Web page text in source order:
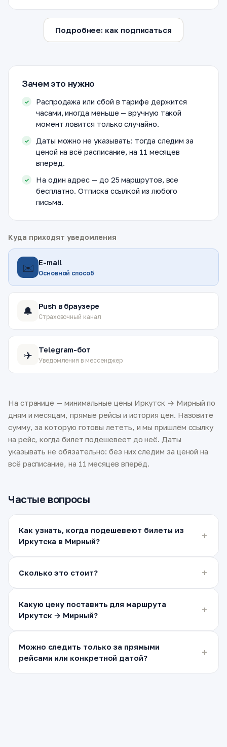
Подробнее: как подписаться
Зачем это нужно
Распродажа или сбой в тарифе держится
часами, иногда меньше — вручную такой
момент ловится только случайно.
Даты можно не указывать: тогда следим за
ценой на всё расписание, на 11 месяцев
вперёд.
На один адрес — до 25 маршрутов, все
бесплатно. Отписка ссылкой из любого
письма.
Куда приходят уведомления
✉️ E-mail
Основной способ
🔔 Push в браузере
Страховочный канал
✈️ Telegram-бот
Уведомления в мессенджер
На странице — минимальные цены Иркутск → Мирный по
дням и месяцам, прямые рейсы и история цен. Назовите
сумму, за которую готовы лететь, и мы пришлём ссылку
на рейс, когда билет подешевеет до неё. Даты
указывать не обязательно: без них следим за ценой на
всё расписание, на 11 месяцев вперёд.
Частые вопросы
Как узнать, когда подешевеют билеты из
Иркутска в Мирный?
Сколько это стоит?
Какую цену поставить для маршрута
Иркутск → Мирный?
Можно следить только за прямыми
рейсами или конкретной датой?